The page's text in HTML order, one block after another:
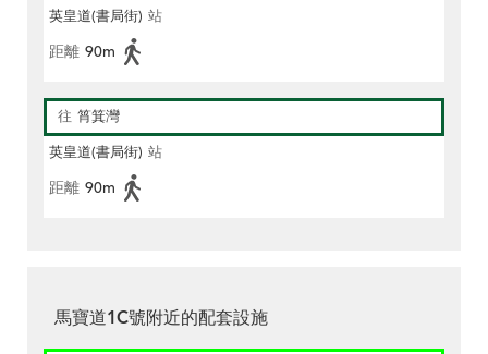
英皇道(書局街) 站
距離 90m
往 筲箕灣
英皇道(書局街) 站
距離 90m
馬寶道1C號附近的配套設施